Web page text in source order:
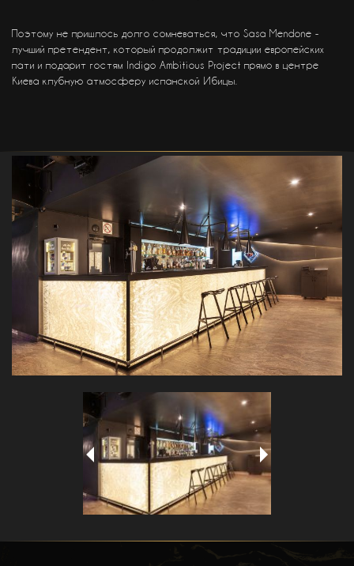
Поэтому не пришлось долго сомневаться, что Sasa Mendone -
лучший претендент, который продолжит традиции европейских
пати и подарит гостям Indigo Ambitious Project прямо в центре
Киева клубную атмосферу испанской Ибицы.